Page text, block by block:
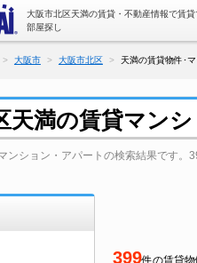
大阪市北区天満の賃貸・不動産情報で賃
部屋探し
大阪市 大阪市北区 天満の賃貸物件･
天満の賃貸マン
ンション・アパートの検索結果です。
399件の賃貸